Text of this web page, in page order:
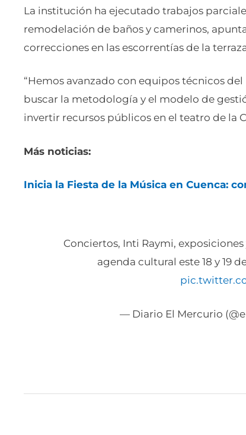
La institución ha ejecutado trabajos
remodelación de baños y camerinos,
correcciones en las escorrentías de la
“Hemos avanzado con equipos técnicos
buscar la metodología y el modelo de
invertir recursos públicos en el teatro de la
Más noticias:
Inicia la Fiesta de la Música en Cuenca:
Conciertos, Inti Raymi,
agenda cultural este 18 y 19
— Diario El Mercurio